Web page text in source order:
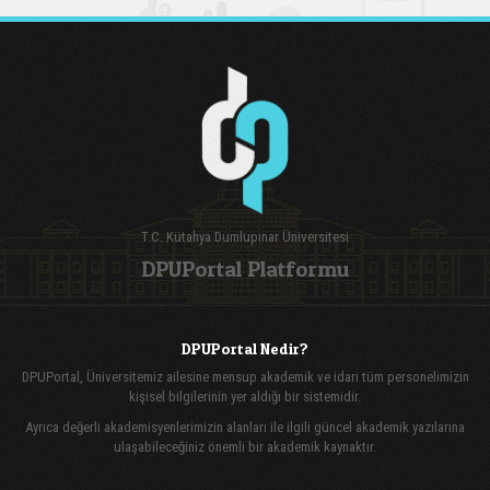
T.C. Kütahya Dumlupınar Üniversitesi
DPUPortal Platformu
DPUPortal Nedir?
DPUPortal, Üniversitemiz ailesine mensup akademik ve idari tüm personelimizin
kişisel bilgilerinin yer aldığı bir sistemidir.
Ayrıca değerli akademisyenlerimizin alanları ile ilgili güncel akademik yazılarına
ulaşabileceğiniz önemli bir akademik kaynaktır.